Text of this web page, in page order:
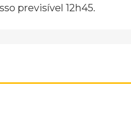
previsível 12h45.